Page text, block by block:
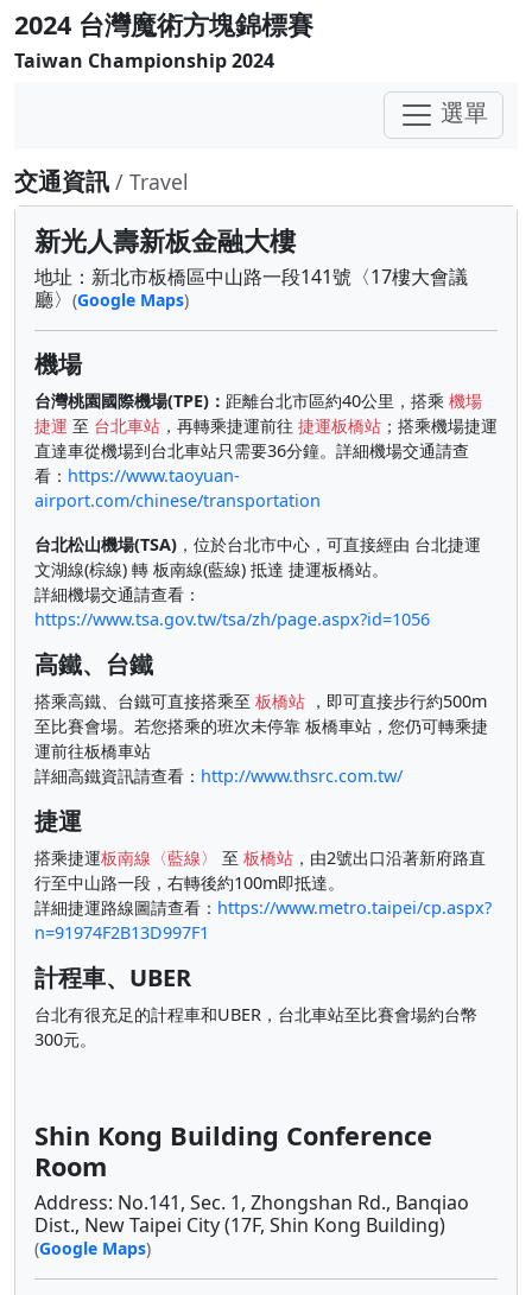
2024 台灣魔術方塊錦標賽
Taiwan Championship 2024
選單
交通資訊 / Travel
新光人壽新板金融大樓
地址：新北市板橋區中山路一段141號〈17樓大會議
廳〉 (Google Maps)
機場
台灣桃園國際機場(TPE)： 距離台北市區約40公里，搭乘 機場
捷運 至 台北車站 ，再轉乘捷運前往 捷運板橋站 ；搭乘機場捷運
直達車從機場到台北車站只需要36分鐘。詳細機場交通請查
看： https://www.taoyuan-
airport.com/chinese/transportation
台北松山機場(TSA) ，位於台北市中心，可直接經由 台北捷運
文湖線(棕線) 轉 板南線(藍線) 抵達 捷運板橋站。
詳細機場交通請查看：
https://www.tsa.gov.tw/tsa/zh/page.aspx?id=1056
高鐵、台鐵
搭乘高鐵、台鐵可直接搭乘至 板橋站 ，即可直接步行約500m
至比賽會場。若您搭乘的班次未停靠 板橋車站，您仍可轉乘捷
運前往板橋車站
詳細高鐵資訊請查看： http://www.thsrc.com.tw/
捷運
搭乘捷運板南線〈藍線〉 至 板橋站 ，由2號出口沿著新府路直
行至中山路一段，右轉後約100m即抵達。
詳細捷運路線圖請查看： https://www.metro.taipei/cp.aspx?
n=91974F2B13D997F1
計程車、UBER
台北有很充足的計程車和UBER，台北車站至比賽會場約台幣
300元。
Shin Kong Building Conference
Room
Address: No.141, Sec. 1, Zhongshan Rd., Banqiao
Dist., New Taipei City (17F, Shin Kong Building)
(Google Maps)